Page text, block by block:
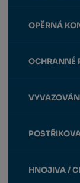
OPĚRNÁ
OCHRANNÉ
HNOJIVA /